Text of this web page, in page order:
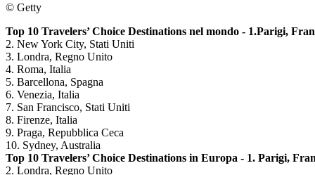
© Getty
Top 10 Travelers’ Choice Destinations nel mondo - 1.Parigi,
2. New York City, Stati Uniti
3. Londra, Regno Unito
4. Roma, Italia
5. Barcellona, Spagna
6. Venezia, Italia
7. San Francisco, Stati Uniti
8. Firenze, Italia
9. Praga, Repubblica Ceca
10. Sydney, Australia
Top 10 Travelers’ Choice Destinations in Europa - 1. Parigi,
2. Londra, Regno Unito